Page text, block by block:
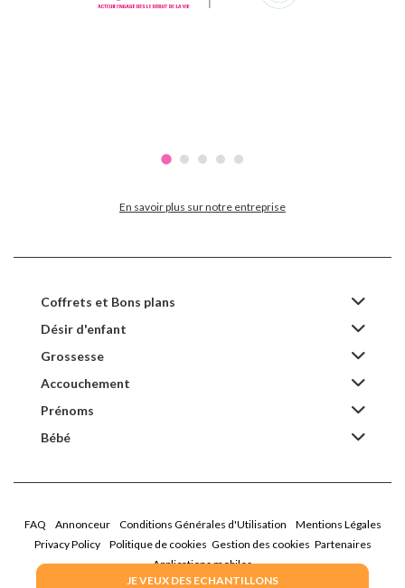
JE VEUX DES ECHANTILLONS
En savoir plus sur notre entreprise
Coffrets et Bons plans
Désir d'enfant
Grossesse
Accouchement
Prénoms
Bébé
FAQ Annonceur Conditions Générales d'Utilisation
Mentions Légales
Privacy Policy
Politique de cookies Gestion des cookies Partenaires
Applications mobiles